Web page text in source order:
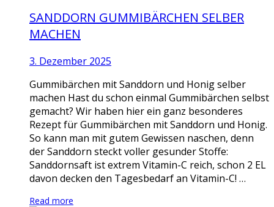
SANDDORN GUMMIBÄRCHEN SELBER
MACHEN
3. Dezember 2025
Gummibärchen mit Sanddorn und Honig selber
machen Hast du schon einmal Gummibärchen selbst
gemacht? Wir haben hier ein ganz besonderes
Rezept für Gummibärchen mit Sanddorn und Honig.
So kann man mit gutem Gewissen naschen, denn
der Sanddorn steckt voller gesunder Stoffe:
Sanddornsaft ist extrem Vitamin-C reich, schon 2 EL
davon decken den Tagesbedarf an Vitamin-C! …
Read more